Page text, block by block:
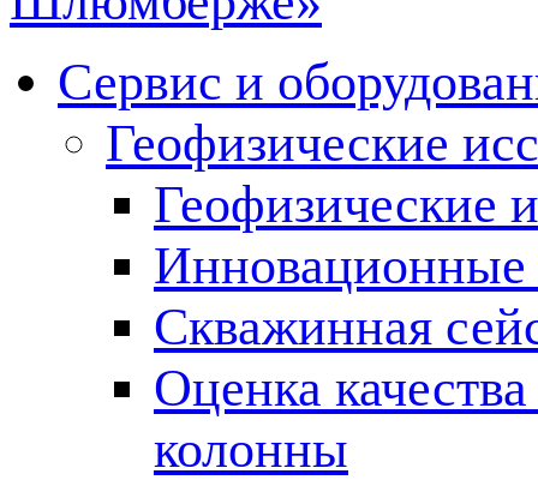
Сервис и
Геофизические
Геофизические
Инновационные
Скважинная
Оценка
колонны